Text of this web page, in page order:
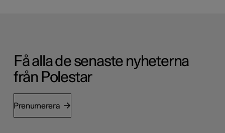
Få alla de senaste nyheterna
från Polestar
Prenumerera